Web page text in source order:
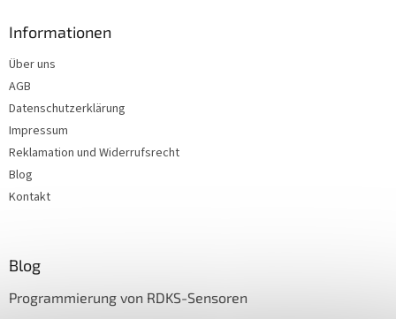
Informationen
Über uns
AGB
Datenschutzerklärung
Impressum
Reklamation und Widerrufsrecht
Blog
Kontakt
Blog
Programmierung von RDKS-Sensoren